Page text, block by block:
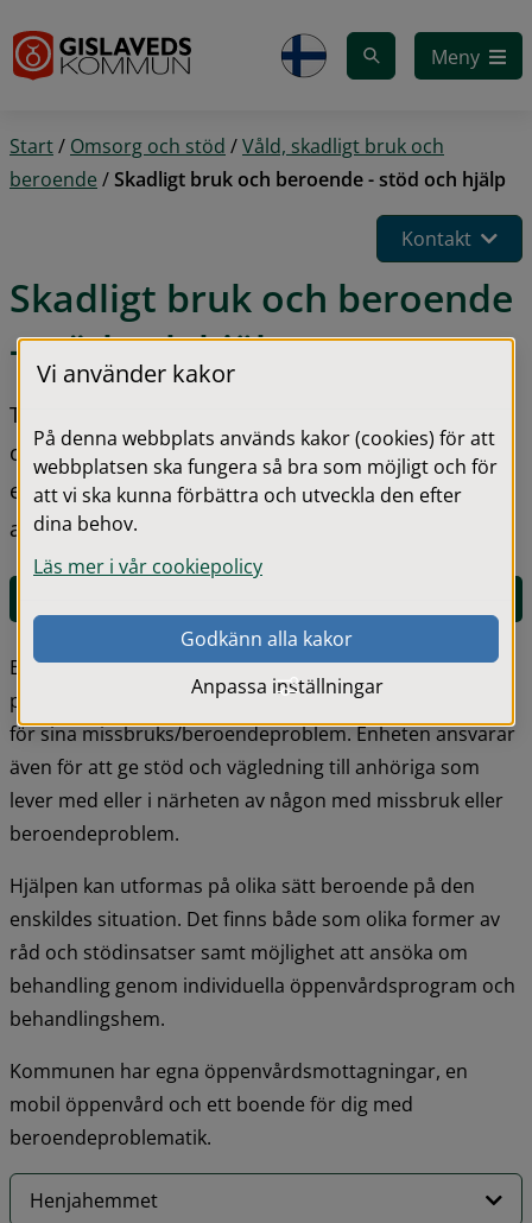
Meny
Start/ Omsorg och stöd /Våld, skadligt bruk och
beroende /Skadligt bruk och beroende - stöd och hjälp
Kontakt
Skadligt bruk och beroende
- stöd och hjälp
Till socialtjänsten kan du vända dig och få hjälp
om du har problem med alkohol, tabletter, spel
eller narkotika eller om du är orolig över någon
annans alkohol-, spel- eller drogvanor.
Enheten för vuxenstöd och integration ansvarar för
personer över 20 år som söker råd, stöd och behandling
för sina missbruks/beroendeproblem. Enheten ansvarar
även för att ge stöd och vägledning till anhöriga som
lever med eller i närheten av någon med missbruk eller
beroendeproblem.
Hjälpen kan utformas på olika sätt beroende på den
enskildes situation. Det finns både som olika former av
råd och stödinsatser samt möjlighet att ansöka om
behandling genom individuella öppenvårdsprogram och
behandlingshem.
Kommunen har egna öppenvårdsmottagningar, en
mobil öppenvård och ett boende för dig med
beroendeproblematik.
Henjahemmet
Vi använder kakor
På denna webbplats används kakor (cookies) för att
webbplatsen ska fungera så bra som möjligt och för
att vi ska kunna förbättra och utveckla den efter
dina behov.
Läs mer i vår cookiepolicy
Godkänn alla kakor
Anpassa inställningar